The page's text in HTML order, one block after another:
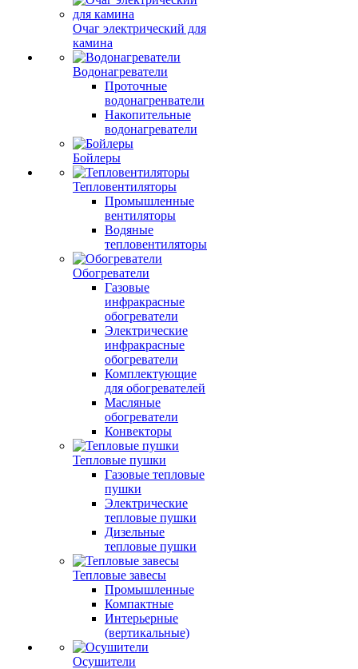
Очаг электрический для
камина
Водонагреватели
Проточные
водонагренватели
Накопительные
водонагреватели
Бойлеры
Тепловентиляторы
Промышленные
вентиляторы
Водяные
тепловентиляторы
Обогреватели
Газовые
инфракрасные
обогреватели
Электрические
инфракрасные
обогреватели
Комплектующие
для обогревателей
Масляные
обогреватели
Конвекторы
Тепловые пушки
Газовые тепловые
пушки
Электрические
тепловые пушки
Дизельные
тепловые пушки
Тепловые завесы
Промышленные
Компактные
Интерьерные
(вертикальные)
Осушители